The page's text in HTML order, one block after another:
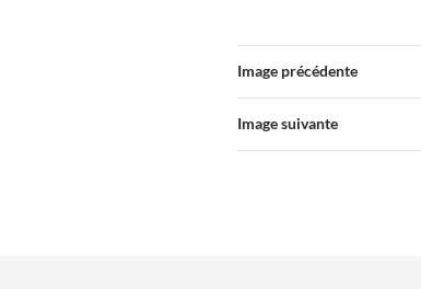
Image précédente
Image suivante